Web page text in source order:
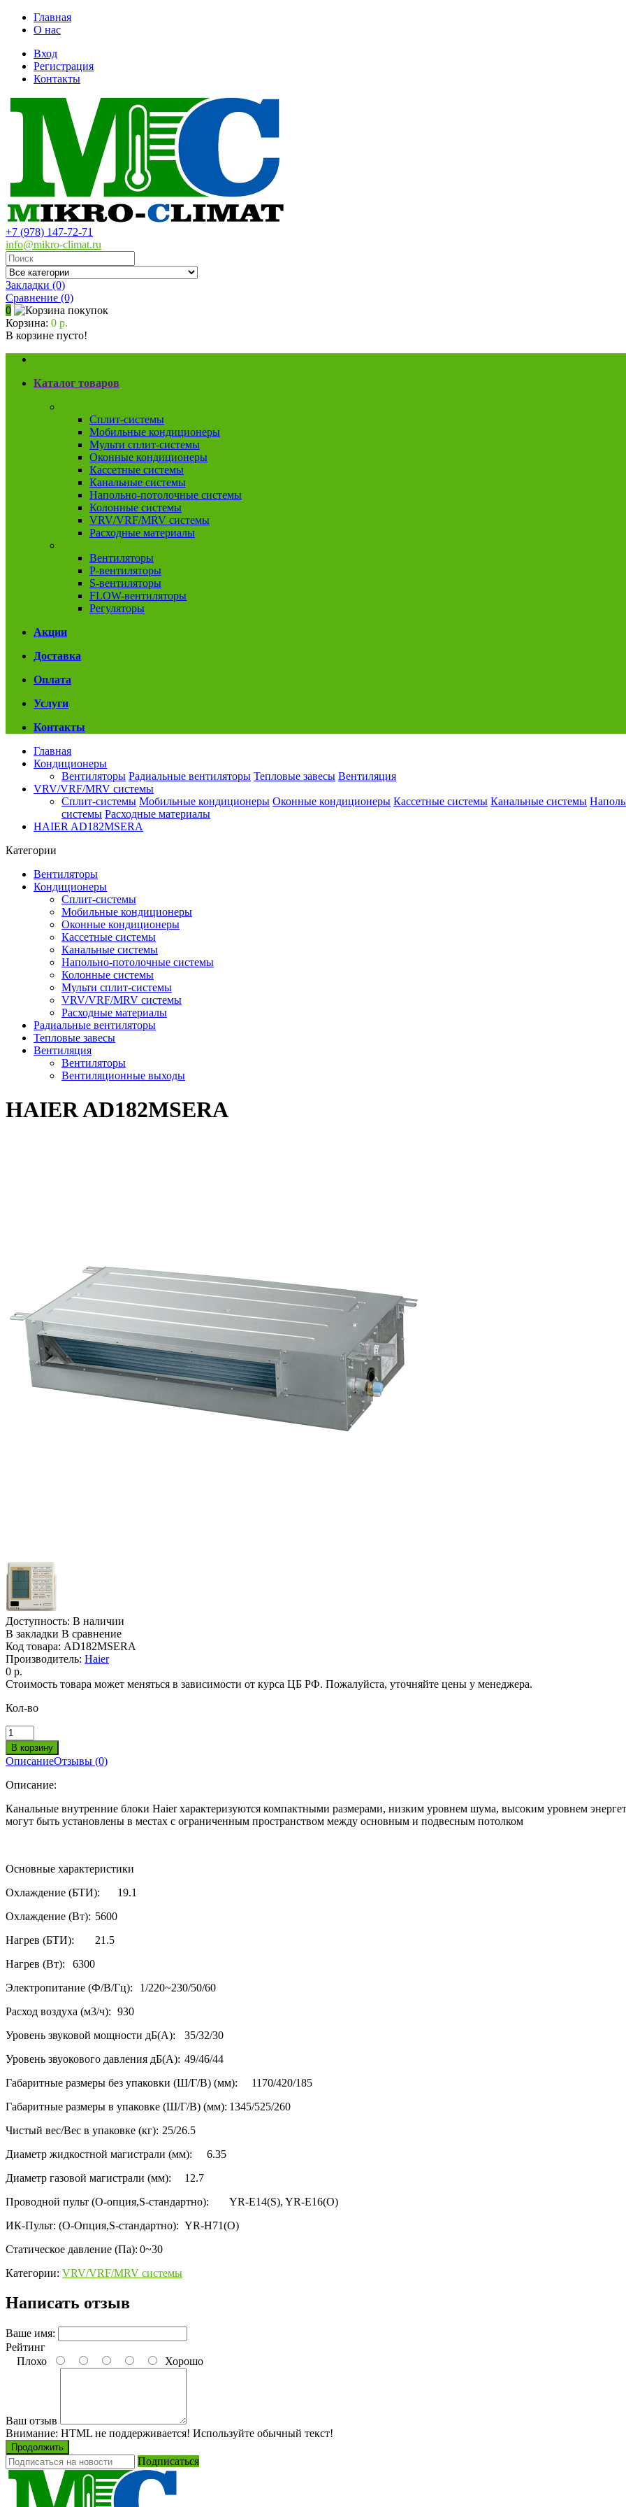
Главная
О нас
Вход
Регистрация
Контакты
+7 (978) 147-72-71
info@mikro-climat.ru
Закладки (0)
Сравнение (0)
0
Корзина: 0 р.
В корзине пусто!
Каталог товаров
Сплит-системы
Мобильные кондиционеры
Мульти сплит-системы
Оконные кондиционеры
Кассетные системы
Канальные системы
Напольно-потолочные системы
Колонные системы
VRV/VRF/MRV системы
Расходные материалы
Вентиляторы
P-вентиляторы
S-вентиляторы
FLOW-вентиляторы
Регуляторы
Акции
Доставка
Оплата
Услуги
Контакты
Главная
Кондиционеры
Вентиляторы Радиальные вентиляторы Тепловые завесы Вентиляция
VRV/VRF/MRV системы
Сплит-системы Мобильные кондиционеры Оконные кондиционеры Кассетные системы Канальные системы
системы Расходные материалы
HAIER AD182MSERA
Категории
Вентиляторы
Кондиционеры
Сплит-системы
Мобильные кондиционеры
Оконные кондиционеры
Кассетные системы
Канальные системы
Напольно-потолочные системы
Колонные системы
Мульти сплит-системы
VRV/VRF/MRV системы
Расходные материалы
Радиальные вентиляторы
Тепловые завесы
Вентиляция
Вентиляторы
Вентиляционные выходы
HAIER AD182MSERA
Доступность: В наличии
В закладки В сравнение
Код товара: AD182MSERA
Производитель: Haier
0 р.
Стоимость товара может меняться в зависимости от курса ЦБ РФ. Пожалуйста, уточняйте цены у менеджера.
Кол-во
ОписаниеОтзывы (0)
Описание:
Канальные внутренние блоки Haier характеризуются компактными размерами, низким уровнем шума, высоким уровнем
могут быть установлены в местах с ограниченным пространством между основным и подвесным потолком
Основные характеристики
Охлаждение (БТИ):
19.1
Охлаждение (Вт): 5600
Нагрев (БТИ):
21.5
Нагрев (Вт):
6300
Электропитание (Ф/В/Гц):
1/220~230/50/60
Расход воздуха (м3/ч): 930
Уровень звуковой мощности дБ(А):
35/32/30
Уровень звуокового давления дБ(А): 49/46/44
Габаритные размеры без упаковки (Ш/Г/В) (мм):
1170/420/185
Габаритные размеры в упаковке (Ш/Г/В) (мм): 1345/525/260
Чистый вес/Вес в упаковке (кг): 25/26.5
Диаметр жидкостной магистрали (мм):
6.35
Диаметр газовой магистрали (мм):
12.7
Проводной пульт (O-опция,S-стандартно):
YR-E14(S), YR-E16(O)
ИК-Пульт: (O-Опция,S-стандартно): YR-H71(O)
Статическое давление (Па): 0~30
Категории: VRV/VRF/MRV системы
Написать отзыв
Ваше имя:
Рейтинг
Плохо
Хорошо
Ваш отзыв
Внимание: HTML не поддерживается! Используйте обычный текст!
Продолжить
Подписаться